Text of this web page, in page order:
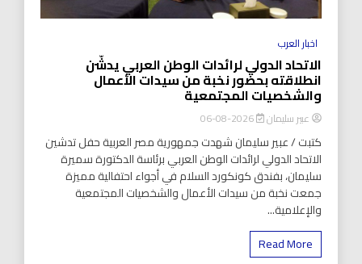
اخبار العرب
الاتحاد الدولي لرائدات الوطن العربي يدشّن
انطلاقته بحضور نخبة من سيدات الأعمال
والشخصيات المجتمعية
عبير سليمان 2026-08-06
كتبت / عبير سليمان شهدت جمهورية مصر العربية حفل تدشين
الاتحاد الدولي لرائدات الوطن العربي برئاسة الدكتورة سميرة
سليمان، بفندق كونكورد السلام في أجواء احتفالية مميزة
جمعت نخبة من سيدات الأعمال والشخصيات المجتمعية
والإعلامية...
Read More